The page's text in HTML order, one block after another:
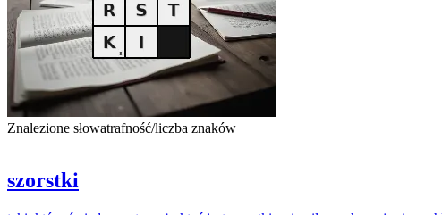
Znalezione słowatrafność/liczba znaków
szorstki